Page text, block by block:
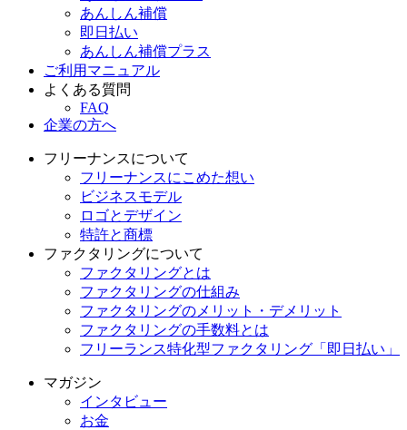
あんしん補償
即日払い
あんしん補償プラス
ご利用マニュアル
よくある質問
FAQ
企業の方へ
フリーナンスについて
フリーナンスにこめた想い
ビジネスモデル
ロゴとデザイン
特許と商標
ファクタリングについて
ファクタリングとは
ファクタリングの仕組み
ファクタリングのメリット・デメリット
ファクタリングの手数料とは
フリーランス特化型ファクタリング「即日払い」
マガジン
インタビュー
お金